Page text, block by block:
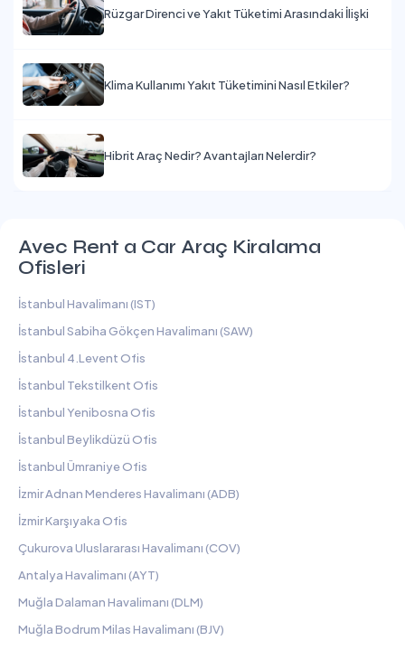
Rüzgar Direnci ve Yakıt Tüketimi Arasındaki İlişki
Klima Kullanımı Yakıt Tüketimini Nasıl Etkiler?
Hibrit Araç Nedir? Avantajları Nelerdir?
Avec Rent a Car Araç Kiralama
Ofisleri
İstanbul Havalimanı (IST)
İstanbul Sabiha Gökçen Havalimanı (SAW)
İstanbul 4.Levent Ofis
İstanbul Tekstilkent Ofis
İstanbul Yenibosna Ofis
İstanbul Beylikdüzü Ofis
İstanbul Ümraniye Ofis
İzmir Adnan Menderes Havalimanı (ADB)
İzmir Karşıyaka Ofis
Çukurova Uluslararası Havalimanı (COV)
Antalya Havalimanı (AYT)
Muğla Dalaman Havalimanı (DLM)
Muğla Bodrum Milas Havalimanı (BJV)